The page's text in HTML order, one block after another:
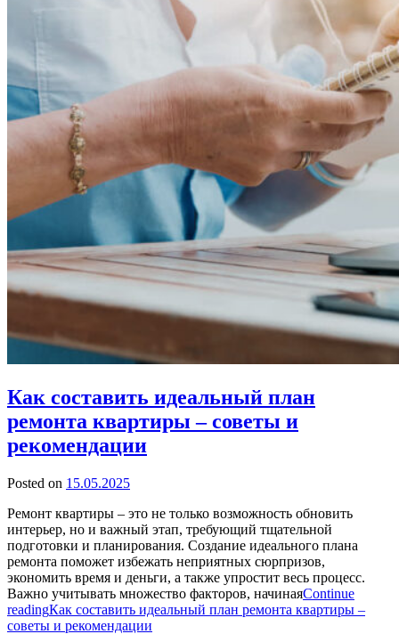
Как составить идеальный план
ремонта квартиры – советы и
рекомендации
Posted on 15.05.2025
Ремонт квартиры – это не только возможность обновить
интерьер, но и важный этап, требующий тщательной
подготовки и планирования. Создание идеального плана
ремонта поможет избежать неприятных сюрпризов,
экономить время и деньги, а также упростит весь процесс.
Важно учитывать множество факторов, начинаяContinue
readingКак составить идеальный план ремонта квартиры –
советы и рекомендации